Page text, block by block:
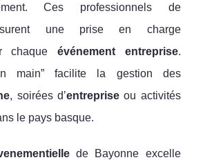
Ces professionnels de
une prise en charge
chaque événement entreprise.
main” facilite la gestion des
, soirées d’entrepriseou activités
le pays basque.
de Bayonne excelle